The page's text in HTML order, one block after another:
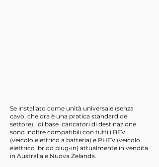
Se installato come unità universale (senza
cavo, che ora è una pratica standard del
settore), di base caricatori di destinazione
sono inoltre compatibili con tutti i BEV
(veicolo elettrico a batteria) e PHEV (veicolo
elettrico ibrido plug-in) attualmente in vendita
in Australia e Nuova Zelanda.